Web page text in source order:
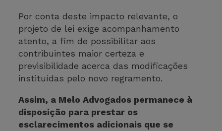
Por conta deste impacto relevante, o
projeto de lei exige acompanhamento
atento, a fim de possibilitar aos
contribuintes maior certeza e
previsibilidade acerca das modificações
instituídas pelo novo regramento.
Assim, a Melo Advogados permanece à
disposição para prestar os
esclarecimentos adicionais que se